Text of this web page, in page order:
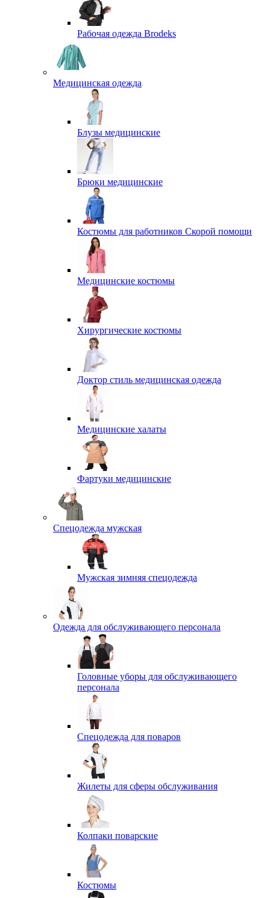
Рабочая одежда Brodeks
Медицинская одежда
Блузы медицинские
Брюки медицинские
Костюмы для работников Скорой помощи
Медицинские костюмы
Хирургические костюмы
Доктор стиль медицинская одежда
Медицинские халаты
Фартуки медицинские
Спецодежда мужская
Мужская зимняя спецодежда
Одежда для обслуживающего персонала
Головные уборы для обслуживающего
персонала
Спецодежда для поваров
Жилеты для сферы обслуживания
Колпаки поварские
Костюмы